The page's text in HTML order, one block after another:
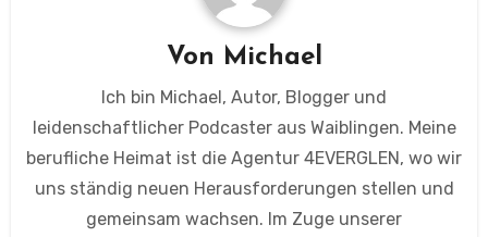
Von Michael
Ich bin Michael, Autor, Blogger und
leidenschaftlicher Podcaster aus Waiblingen. Meine
berufliche Heimat ist die Agentur 4EVERGLEN, wo wir
uns ständig neuen Herausforderungen stellen und
gemeinsam wachsen. Im Zuge unserer